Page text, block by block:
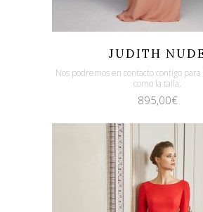
JUDITH
Nos podremos en contacto contigo
como la talla.
895,00€